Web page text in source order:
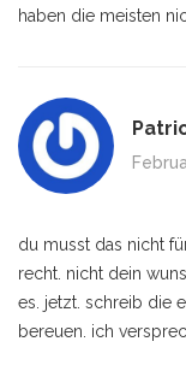
haben die meisten
du musst das nicht
recht. nicht dein
es. jetzt. schreib die
bereuen. ich